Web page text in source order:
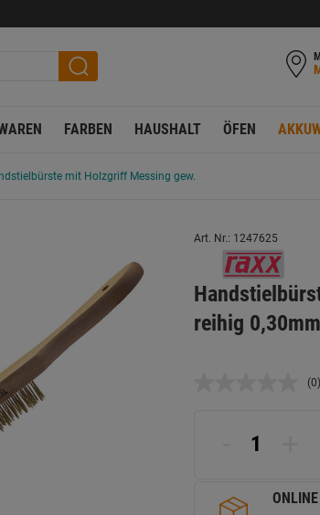
FARBEN HAUSHALT ÖFEN
mit Holzgriff Messing gew.
Art. Nr.: 1247625
reihig 0,30mm
(0)